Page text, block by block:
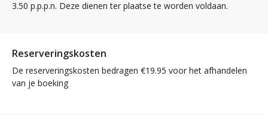
3.50 p.p.p.n. Deze dienen ter plaatse te worden voldaan.
Reserveringskosten
De reserveringskosten bedragen €19.95 voor het afhandelen
van je boeking